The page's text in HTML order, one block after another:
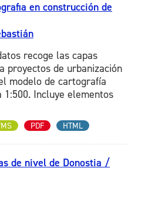
en construcción de
recoge las capas
proyectos de urbanización
modelo de cartografía
1:500. Incluye elementos
PDF HTML
de nivel de Donostia /